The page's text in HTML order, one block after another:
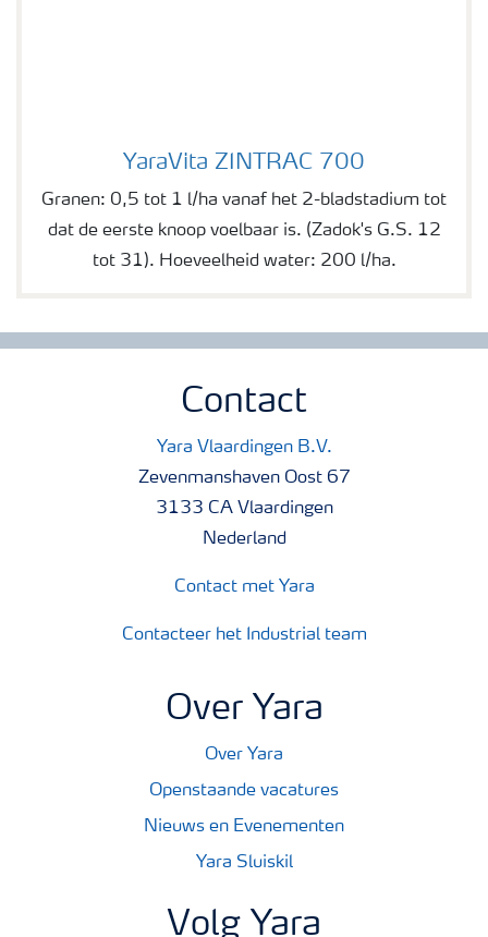
YaraVita ZINTRAC 700
Granen: 0,5 tot 1 l/ha vanaf het 2-bladstadium tot
dat de eerste knoop voelbaar is. (Zadok's G.S. 12
tot 31). Hoeveelheid water: 200 l/ha.
Contact
Yara Vlaardingen B.V.
Zevenmanshaven Oost 67
3133 CA Vlaardingen
Nederland
Contact met Yara
Contacteer het Industrial team
Over Yara
Over Yara
Openstaande vacatures
Nieuws en Evenementen
Yara Sluiskil
Volg Yara